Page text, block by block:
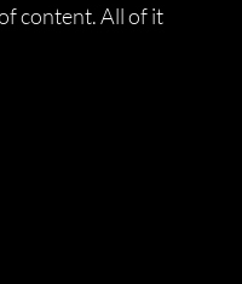
content. All of it